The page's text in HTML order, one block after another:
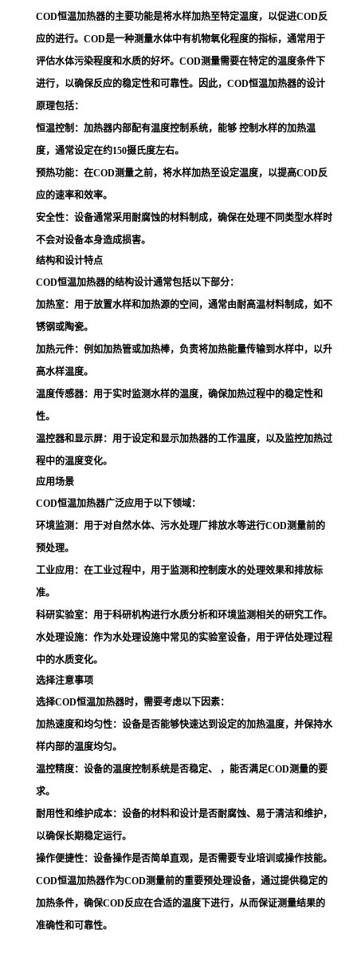
COD恒温加热器的主要功能是将水样加热至特定温度，以促进COD反
应的进行。COD是一种测量水体中有机物氧化程度的指标，通常用于
评估水体污染程度和水质的好坏。COD测量需要在特定的温度条件下
进行，以确保反应的稳定性和可靠性。因此，COD恒温加热器的设计
原理包括：
恒温控制 ：加热器内部配有温度控制系统，能够 控制水样的加热温
度，通常设定在约150摄氏度左右。
预热功能：在COD测量之前，将水样加热至设定温度，以提高COD反
应的速率和效率。
安全性：设备通常采用耐腐蚀的材料制成，确保在处理不同类型水样时
不会对设备本身造成损害。
结构和设计特点
COD恒温加热器的结构设计通常包括以下部分：
加热室：用于放置水样和加热源的空间，通常由耐高温材料制成，如不
锈钢或陶瓷。
加热元件：例如加热管或加热棒，负责将加热能量传输到水样中，以升
高水样温度。
温度传感器：用于实时监测水样的温度，确保加热过程中的稳定性和
性。
温控器和显示屏：用于设定和显示加热器的工作温度，以及监控加热过
程中的温度变化。
应用场景
COD恒温加热器广泛应用于以下领域：
环境监测 ：用于对自然水体、污水处理厂排放水等进行COD测量前的
预处理。
工业应用 ：在工业过程中，用于监测和控制废水的处理效果和排放标
准。
科研实验室：用于科研机构进行水质分析和环境监测相关的研究工作。
水处理设施：作为水处理设施中常见的实验室设备，用于评估处理过程
中的水质变化。
选择注意事项
选择COD恒温加热器时，需要考虑以下因素：
加热速度和均匀性：设备是否能够快速达到设定的加热温度，并保持水
样内部的温度均匀。
温控精度：设备的温度控制系统是否稳定、 ，能否满足COD测量的要
求。
耐用性和维护成本：设备的材料和设计是否耐腐蚀、易于清洁和维护，
以确保长期稳定运行。
操作便捷性：设备操作是否简单直观，是否需要专业培训或操作技能。
COD恒温加热器作为COD测量前的重要预处理设备，通过提供稳定的
加热条件，确保COD反应在合适的温度下进行，从而保证测量结果的
准确性和可靠性。